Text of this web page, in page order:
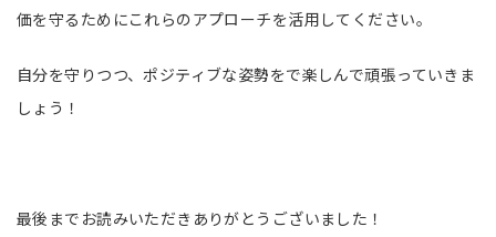
価を守るためにこれらのアプローチを活用してください。
自分を守りつつ、ポジティブな姿勢をで楽しんで頑張っていきま
しょう！
最後までお読みいただきありがとうございました！